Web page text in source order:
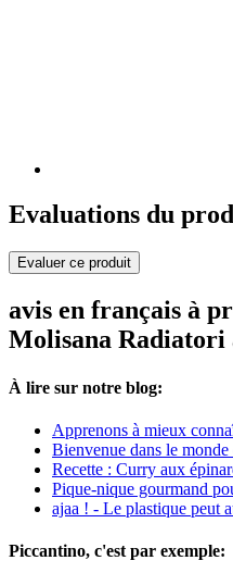
Evaluations du
Evaluer ce produit
avis en français à
Molisana Radiatori
À lire sur notre blog:
Apprenons à mieux
Bienvenue dans le
Recette : Curry aux
Pique-nique gourmand
ajaa ! - Le plastique peut
Piccantino, c'est par exemple: